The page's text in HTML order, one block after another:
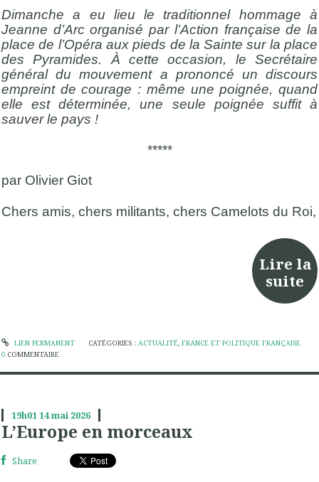
Dimanche a eu lieu le traditionnel hommage à
Jeanne d’Arc organisé par l’Action française de la
place de l’Opéra aux pieds de la Sainte sur la place
des Pyramides. À cette occasion, le Secrétaire
général du mouvement a prononcé un discours
empreint de courage : même une poignée, quand
elle est déterminée, une seule poignée suffit à
sauver le pays !
*****
par Olivier Giot
Chers amis, chers militants, chers Camelots du Roi,
Lire la
suite
LIEN PERMANENT CATÉGORIES : ACTUALITÉ, FRANCE ET POLITIQUE FRANÇAISE
0 COMMENTAIRE
19h0114mai 2026
L’Europe en morceaux
Share